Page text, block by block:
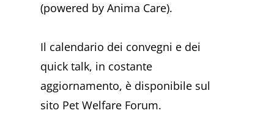
(powered by Anima Care).
Il calendario dei convegni e dei
quick talk, in costante
aggiornamento, è disponibile sul
sito Pet Welfare Forum.